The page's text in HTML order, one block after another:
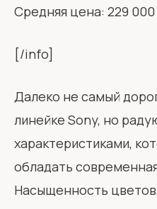
Средняя цена: 229
[/info]
Далеко не самый
линейке Sony, но
характеристиками,
обладать
Насыщенность